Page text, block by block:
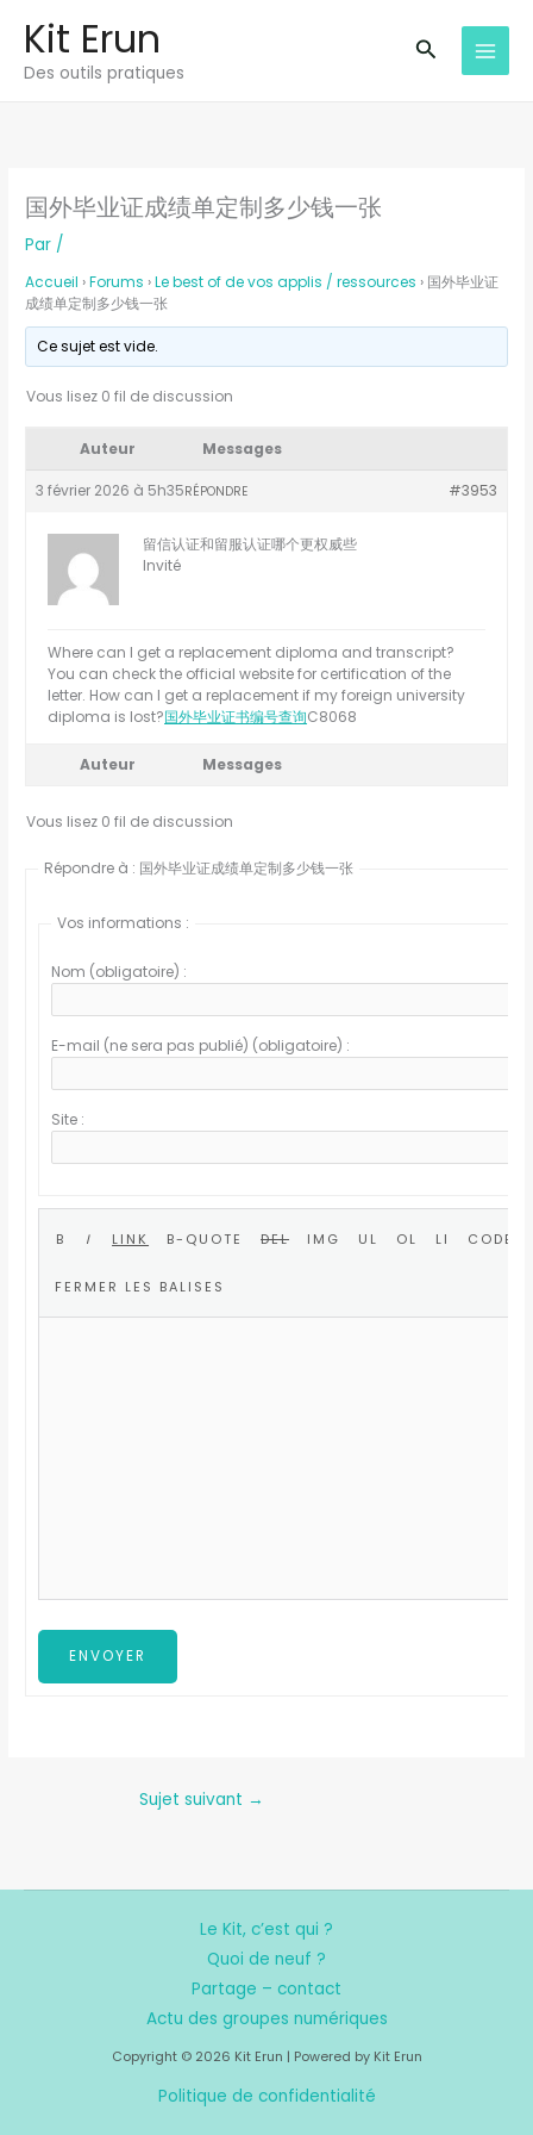
contenu
Kit Erun
Des outils pratiques
国外毕业证成绩单定制多少钱一张
Par /
Accueil ›Forums ›Le best of de vos applis / ressources › 国外毕业证
成绩单定制多少钱一张
Ce sujet est vide.
Vous lisez 0 fil de discussion
Auteur Messages
3 février 2026 à 5h35 #3953
RÉPONDRE
留信认证和留服认证哪个更权威些
Invité
Where can I get a replacement diploma and transcript?
You can check the official website for certification of the
letter. How can I get a replacement if my foreign university
diploma is lost?国外毕业证书编号查询C8068
Auteur Messages
Vous lisez 0 fil de discussion
Répondre à : 国外毕业证成绩单定制多少钱一张
Vos informations :
Nom (obligatoire) :
E-mail (ne sera pas publié) (obligatoire) :
Site :
ENVOYER
Sujet suivant →
Le Kit, c’est qui ?
Quoi de neuf ?
Partage – contact
Actu des groupes numériques
Copyright © 2026 Kit Erun | Powered by Kit Erun
Politique de confidentialité